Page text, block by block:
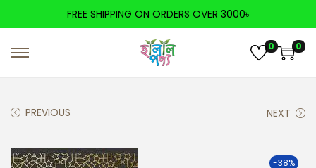
FREE SHIPPING ON ORDERS OVER 3000৳
0 0
PREVIOUS NEXT
-38%